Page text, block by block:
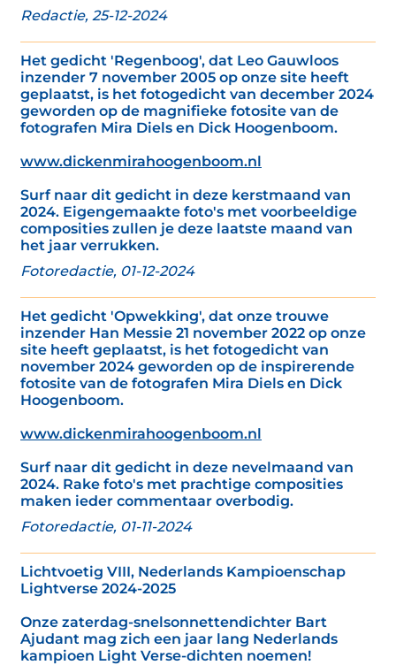
Redactie, 25-12-2024
Het gedicht 'Regenboog', dat Leo Gauwloos
inzender 7 november 2005 op onze site heeft
geplaatst, is het fotogedicht van december 2024
geworden op de magnifieke fotosite van de
fotografen Mira Diels en Dick Hoogenboom.
www.dickenmirahoogenboom.nl
Surf naar dit gedicht in deze kerstmaand van
2024. Eigengemaakte foto's met voorbeeldige
composities zullen je deze laatste maand van
het jaar verrukken.
Fotoredactie, 01-12-2024
Het gedicht 'Opwekking', dat onze trouwe
inzender Han Messie 21 november 2022 op onze
site heeft geplaatst, is het fotogedicht van
november 2024 geworden op de inspirerende
fotosite van de fotografen Mira Diels en Dick
Hoogenboom.
www.dickenmirahoogenboom.nl
Surf naar dit gedicht in deze nevelmaand van
2024. Rake foto's met prachtige composities
maken ieder commentaar overbodig.
Fotoredactie, 01-11-2024
Lichtvoetig VIII, Nederlands Kampioenschap
Lightverse 2024-2025
Onze zaterdag-snelsonnettendichter Bart
Ajudant mag zich een jaar lang Nederlands
kampioen Light Verse-dichten noemen!